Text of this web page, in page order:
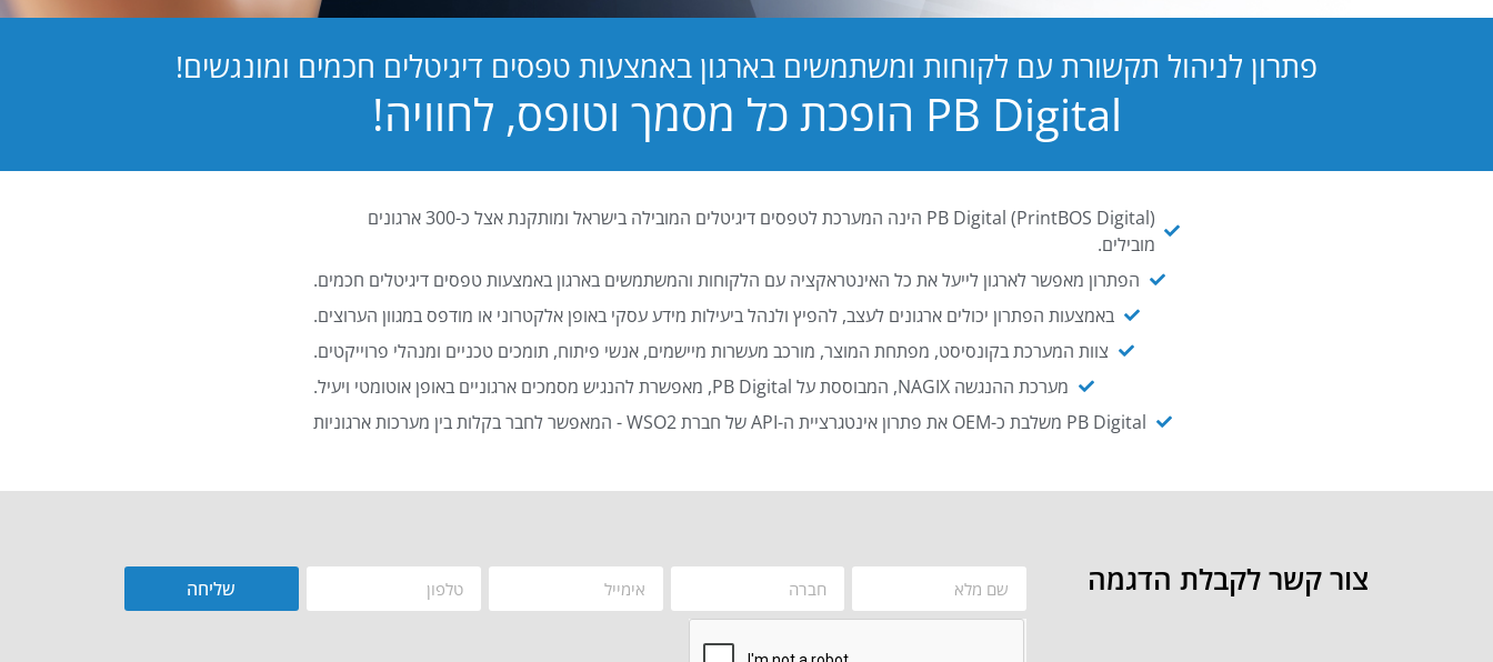
פתרון לניהול תקשורת עם לקוחות ומשתמשים בארגון באמצעות טפסים דיגיטלים חכמים ומונגשים!
PB Digital הופכת כל מסמך וטופס, לחוויה!
PB Digital (PrintBOS Digital) הינה המערכת לטפסים דיגיטלים המובילה בישראל ומותקנת אצל כ-300 ארגונים
מובילים.
הפתרון מאפשר לארגון לייעל את כל האינטראקציה עם הלקוחות והמשתמשים בארגון באמצעות טפסים דיגיטלים חכמים.
באמצעות הפתרון יכולים ארגונים לעצב, להפיץ ולנהל ביעילות מידע עסקי באופן אלקטרוני או מודפס במגוון הערוצים.
צוות המערכת בקונסיסט, מפתחת המוצר, מורכב מעשרות מיישמים, אנשי פיתוח, תומכים טכניים ומנהלי פרוייקטים.
מערכת ההנגשה NAGIX, המבוססת על PB Digital, מאפשרת להנגיש מסמכים ארגוניים באופן אוטומטי ויעיל.
PB Digital משלבת כ-OEM את פתרון אינטגרציית ה-API של חברת WSO2 - המאפשר לחבר בקלות בין מערכות ארגוניות
צור קשר לקבלת הדגמה שליחה